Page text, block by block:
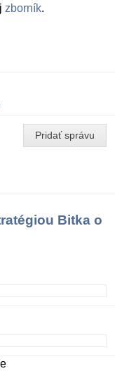
zborník.
Pridať správu
Bitka o